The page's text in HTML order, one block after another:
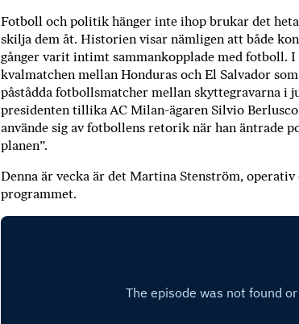
ö
c
k
e
r
o
i
e
F
Fotboll och politik hänger inte ihop brukar det
skilja dem åt. Historien visar nämligen att både
gånger varit intimt sammankopplade med fotboll. I
kvalmatchen mellan Honduras och El Salvador
påstådda fotbollsmatcher mellan skyttegravarna i
presidenten tillika AC Milan-ägaren Silvio
använde sig av fotbollens retorik när han äntrade
planen”.
Denna är vecka är det Martina Stenström,
programmet.